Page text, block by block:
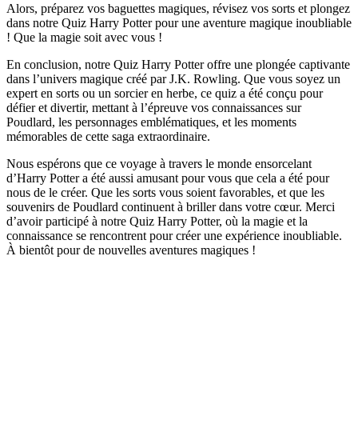
Alors, préparez vos baguettes magiques, révisez vos sorts et plongez
dans notre Quiz Harry Potter pour une aventure magique inoubliable
! Que la magie soit avec vous !
En conclusion, notre Quiz Harry Potter offre une plongée captivante
dans l’univers magique créé par J.K. Rowling. Que vous soyez un
expert en sorts ou un sorcier en herbe, ce quiz a été conçu pour
défier et divertir, mettant à l’épreuve vos connaissances sur
Poudlard, les personnages emblématiques, et les moments
mémorables de cette saga extraordinaire.
Nous espérons que ce voyage à travers le monde ensorcelant
d’Harry Potter a été aussi amusant pour vous que cela a été pour
nous de le créer. Que les sorts vous soient favorables, et que les
souvenirs de Poudlard continuent à briller dans votre cœur. Merci
d’avoir participé à notre Quiz Harry Potter, où la magie et la
connaissance se rencontrent pour créer une expérience inoubliable.
À bientôt pour de nouvelles aventures magiques !